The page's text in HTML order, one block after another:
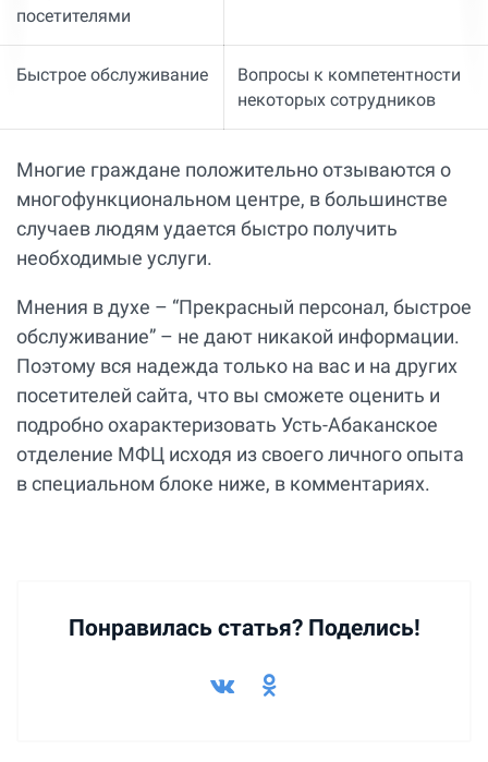
посетителями
Быстрое обслуживание
Вопросы к компетентности
некоторых сотрудников
Многие граждане положительно отзываются о
многофункциональном центре, в большинстве
случаев людям удается быстро получить
необходимые услуги.
Мнения в духе – “Прекрасный персонал, быстрое
обслуживание” – не дают никакой информации.
Поэтому вся надежда только на вас и на других
посетителей сайта, что вы сможете оценить и
подробно охарактеризовать Усть-Абаканское
отделение МФЦ исходя из своего личного опыта
в специальном блоке ниже, в комментариях.
Понравилась статья? Поделись!